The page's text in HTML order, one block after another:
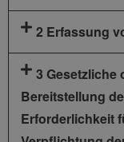
2 Erfassung
3 Gesetzliche
Bereitstellung
Erforderlichkeit